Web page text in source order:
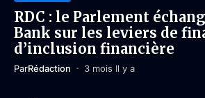
RDC : le Parlement
Bank sur les leviers de
d’inclusion financière
ParRédaction 3 mois Il y a